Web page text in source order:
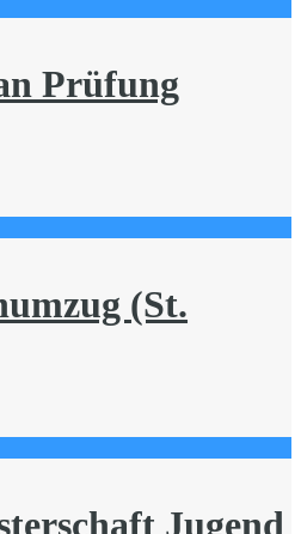
Prüfung
(St.
Jugend